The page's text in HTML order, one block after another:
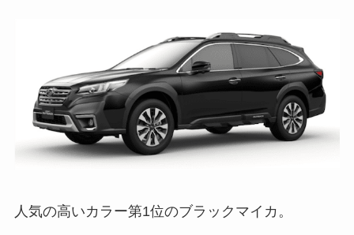
人気の高いカラー第1位のブラックマイカ。